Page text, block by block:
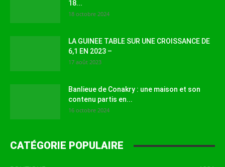
18...
18 octobre 2024
LA GUINEE TABLE SUR UNE CROISSANCE DE
6,1 EN 2023 –
17 août 2023
Banlieue de Conakry : une maison et son
contenu partis en...
16 octobre 2024
CATÉGORIE POPULAIRE